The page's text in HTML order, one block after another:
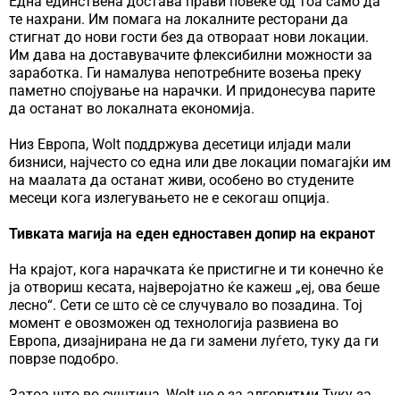
те нахрани. Им помага на локалните ресторани да
стигнат до нови гости без да отвораат нови локации.
Им дава на доставувачите флексибилни можности за
заработка. Ги намалува непотребните возења преку
паметно спојување на нарачки. И придонесува парите
да останат во локалната економија.
Низ Европа, Wolt поддржува десетици илјади мали
бизниси, најчесто со една или две локации помагајќи им
на маалата да останат живи, особено во студените
месеци кога излегувањето не е секогаш опција.
Тивката магија на еден едноставен допир на екранот
На крајот, кога нарачката ќе пристигне и ти конечно ќе
ја отвориш кесата, најверојатно ќе кажеш „еј, ова беше
лесно“. Сети се што сѐ се случувало во позадина. Тој
момент е овозможен од технологија развиена во
Европа, дизајнирана не да ги замени луѓето, туку да ги
поврзе подобро.